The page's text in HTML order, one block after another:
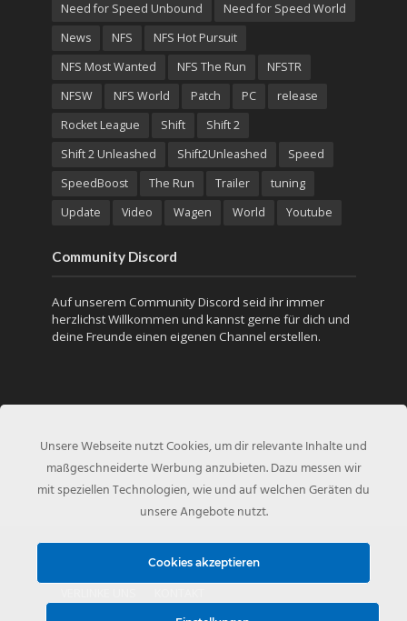
Need for Speed Unbound
Need for Speed World
News
NFS
NFS Hot Pursuit
NFS Most Wanted
NFS The Run
NFSTR
NFSW
NFS World Patch PC
release
Rocket League
Shift
Shift 2
Shift 2 Unleashed
Shift2Unleashed
Speed
SpeedBoost
The Run Trailer
tuning
Update
Video Wagen World Youtube
Community Discord
Auf unserem Community Discord seid ihr immer
herzlichst Willkommen und kannst gerne für dich und
deine Freunde einen eigenen Channel erstellen.
Copyright © 2010 - Created byNFS-Inside.de
Unsere Webseite nutzt Cookies, um dir relevante Inhalte und
maßgeschneiderte Werbung anzubieten. Dazu messen wir
mit speziellen Technologien, wie und auf welchen Geräten du
unsere Angebote nutzt.
Cookies akzeptieren